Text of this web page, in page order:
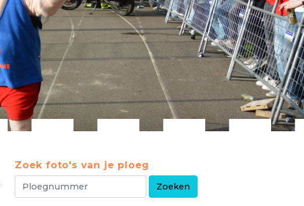
Zoek foto's van je ploeg